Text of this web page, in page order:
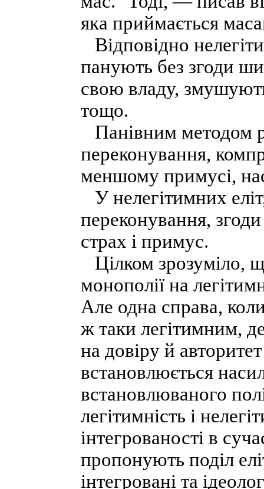
яка приймається
Відповідно
панують без згоди
свою владу,
тощо.
Панівним методом
переконування,
меншому примусі,
У нелегітимних
переконування,
страх і примус.
Цілком зрозуміло,
монополії на
Але одна справа,
ж таки легітимним,
на довіру й
встановлюється
встановлюваного
легітимність і
інтегрованості в
пропонують поділ
інтегровані та